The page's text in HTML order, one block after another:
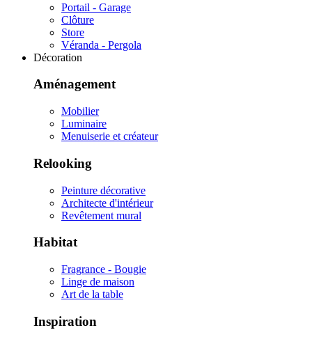
Portail - Garage
Clôture
Store
Véranda - Pergola
Décoration
Aménagement
Mobilier
Luminaire
Menuiserie et créateur
Relooking
Peinture décorative
Architecte d'intérieur
Revêtement mural
Habitat
Fragrance - Bougie
Linge de maison
Art de la table
Inspiration